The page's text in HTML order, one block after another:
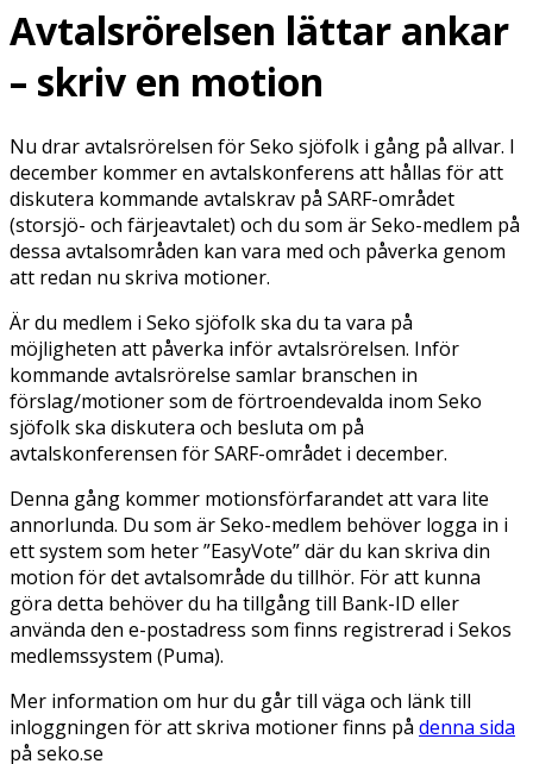
Avtalsrörelsen lättar ankar
– skriv en motion
Nu drar avtalsrörelsen för Seko sjöfolk i gång på allvar. I
december kommer en avtalskonferens att hållas för att
diskutera kommande avtalskrav på SARF-området
(storsjö- och färjeavtalet) och du som är Seko-medlem på
dessa avtalsområden kan vara med och påverka genom
att redan nu skriva motioner.
Är du medlem i Seko sjöfolk ska du ta vara på
möjligheten att påverka inför avtalsrörelsen. Inför
kommande avtalsrörelse samlar branschen in
förslag/motioner som de förtroendevalda inom Seko
sjöfolk ska diskutera och besluta om på
avtalskonferensen för SARF-området i december.
Denna gång kommer motionsförfarandet att vara lite
annorlunda. Du som är Seko-medlem behöver logga in i
ett system som heter ”EasyVote” där du kan skriva din
motion för det avtalsområde du tillhör. För att kunna
göra detta behöver du ha tillgång till Bank-ID eller
använda den e-postadress som finns registrerad i Sekos
medlemssystem (Puma).
Mer information om hur du går till väga och länk till
inloggningen för att skriva motioner finns på denna sida
på seko.se